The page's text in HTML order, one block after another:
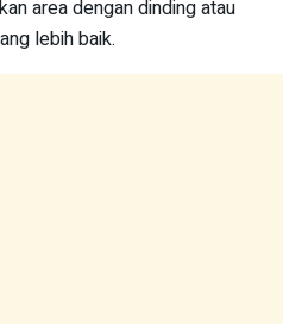
area dengan dinding atau
lebih baik.